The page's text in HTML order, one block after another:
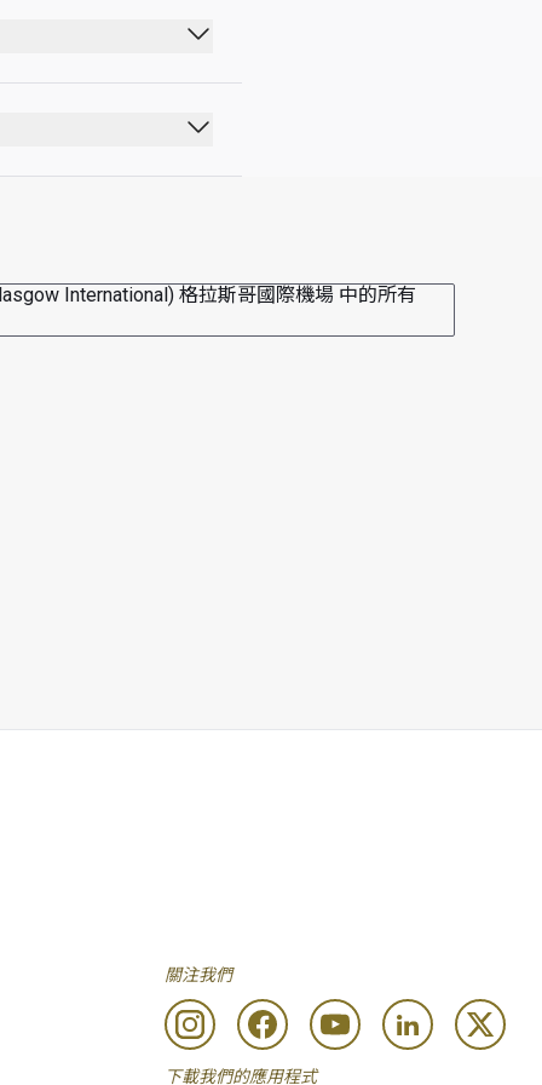
International) 格拉斯哥國際機場 中的所有
關注我們
下載我們的應用程式